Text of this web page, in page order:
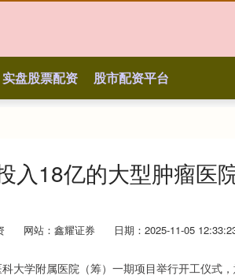
实盘股票配资 股市配资平台
入18亿的大型肿瘤医
网站：鑫耀证券 日期：2025-11-05
大学附属医院（筹）一期项目举行开工仪式